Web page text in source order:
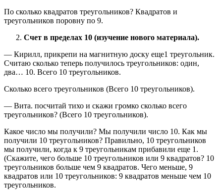
По сколько квадратов треугольников? Квадратов и
треугольников поровну по 9.
Счет в пределах 10 (изучение нового материала).
— Кирилл, прикрепи на магнитную доску еще1 треугольник.
Считаю сколько теперь получилось треугольников: один,
два… 10. Всего 10 треугольников.
Сколько всего треугольников (Всего 10 треугольников).
— Вита. посчитай тихо и скажи громко сколько всего
треугольников? (Всего 10 треугольников).
Какое число мы получили? Мы получили число 10. Как мы
получили 10 треугольников? Правильно, 10 треугольников
мы получили, когда к 9 треугольникам прибавили еще 1.
(Скажите, чего больше 10 треугольников или 9 квадратов? 10
треугольников больше чем 9 квадратов. Чего меньше, 9
квадратов или 10 треугольников: 9 квадратов меньше чем 10
треугольников.